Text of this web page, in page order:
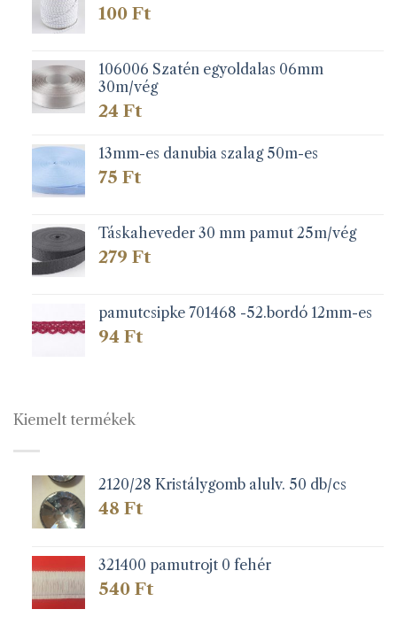
100 Ft
106006 Szatén egyoldalas 06mm
30m/vég
24 Ft
13mm-es danubia szalag 50m-es
75 Ft
Táskaheveder 30 mm pamut 25m/vég
279 Ft
pamutcsipke 701468 -52.bordó 12mm-es
94 Ft
Kiemelt termékek
2120/28 Kristálygomb alulv. 50 db/cs
48 Ft
321400 pamutrojt 0 fehér
540 Ft